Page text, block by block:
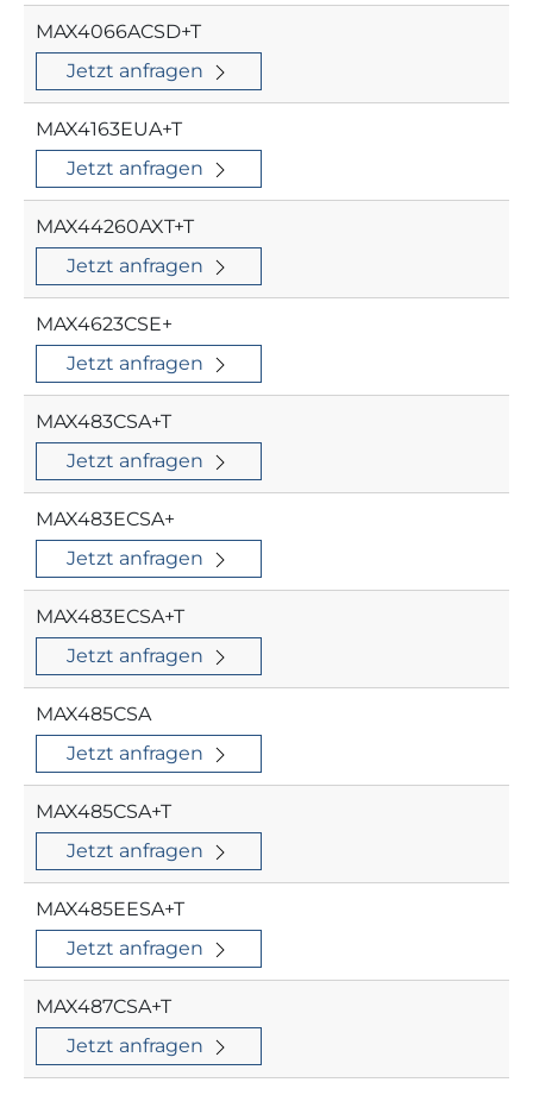
MAX4066ACSD+T
Jetzt anfragen
MAX4163EUA+T
Jetzt anfragen
MAX44260AXT+T
Jetzt anfragen
MAX4623CSE+
Jetzt anfragen
MAX483CSA+T
Jetzt anfragen
MAX483ECSA+
Jetzt anfragen
MAX483ECSA+T
Jetzt anfragen
MAX485CSA
Jetzt anfragen
MAX485CSA+T
Jetzt anfragen
MAX485EESA+T
Jetzt anfragen
MAX487CSA+T
Jetzt anfragen